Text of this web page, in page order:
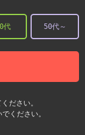
代 50代～
ださい。
ください。